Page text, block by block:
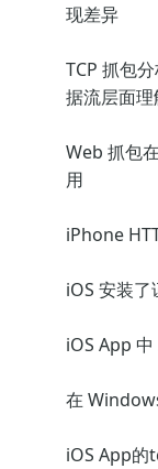
现差异
TCP 抓包
据流层面
Web 抓包
用
iPhone
iOS 安装了
iOS App
在
iOS App的